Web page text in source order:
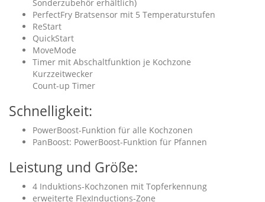
Sonderzubehör erhältlich)
PerfectFry Bratsensor mit 5 Temperaturstufen
ReStart
QuickStart
MoveMode
Timer mit Abschaltfunktion je Kochzone
Kurzzeitwecker
Count-up Timer
Schnelligkeit:
PowerBoost-Funktion für alle Kochzonen
PanBoost: PowerBoost-Funktion für Pfannen
Leistung und Größe:
4 Induktions-Kochzonen mit Topferkennung
erweiterte FlexInductions-Zone